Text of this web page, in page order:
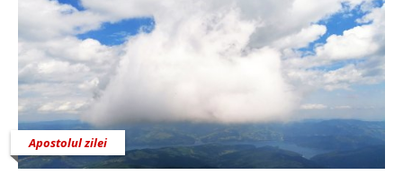
Apostolul zilei